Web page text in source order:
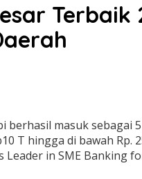
Terbaik
berhasil masuk sebagai
T hingga di bawah Rp.
Leader in SME Banking